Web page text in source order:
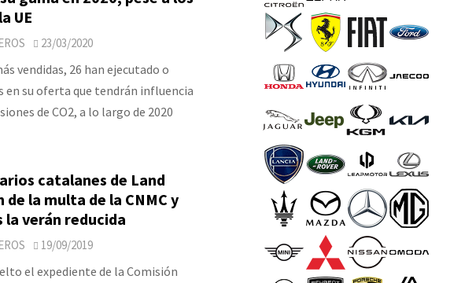
UE
23/03/2020
vendidas, 26 han ejecutado o
en su oferta que tendrán influencia
de CO2, a lo largo de 2020
catalanes de Land
de la multa de la CNMC y
la verán reducida
19/09/2019
el expediente de la Comisión